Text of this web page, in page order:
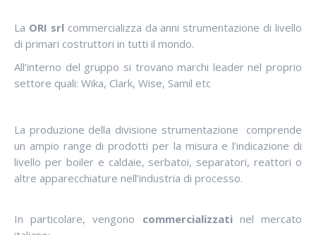
La ORI srlcommercializza da anni strumentazione di livello
di primari costruttori in tutti il mondo.
All’interno del gruppo si trovano marchi leader nel proprio
settore quali: Wika, Clark, Wise, Samil etc
La produzione della divisione strumentazione comprende
un ampio range di prodotti per la misura e l’indicazione di
livello per boiler e caldaie, serbatoi, separatori, reattori o
altre apparecchiature nell’industria di processo.
In particolare, vengono commercializzatinel mercato